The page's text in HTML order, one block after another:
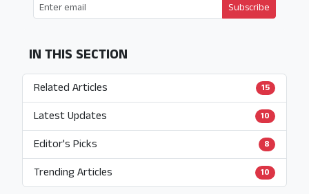
Subscribe
IN THIS SECTION
Related Articles 15
Latest Updates 10
Editor's Picks 8
Trending Articles 10